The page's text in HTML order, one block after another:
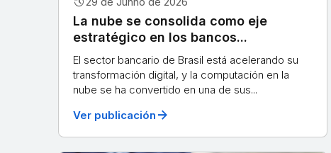
La nube se consolida como eje
estratégico en los bancos...
El sector bancario de Brasil está acelerando su
transformación digital, y la computación en la
nube se ha convertido en una de sus...
Ver publicación arrow_forward